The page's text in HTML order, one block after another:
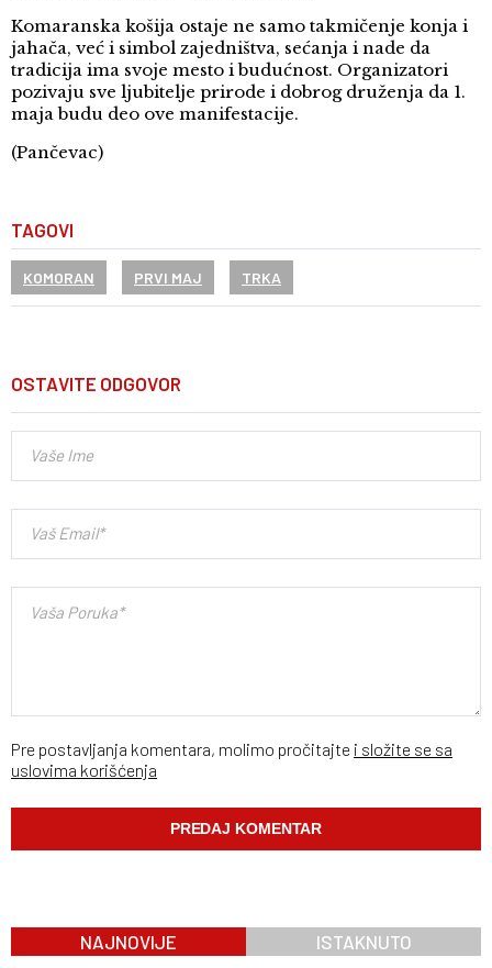
Komaranska košija ostaje ne samo takmičenje konja i
jahača, već i simbol zajedništva, sećanja i nade da
tradicija ima svoje mesto i budućnost. Organizatori
pozivaju sve ljubitelje prirode i dobrog druženja da 1.
maja budu deo ove manifestacije.
(Pančevac)
TAGOVI
KOMORAN PRVI MAJ TRKA
OSTAVITE ODGOVOR
Pre postavljanja komentara, molimo pročitajte i složite se sa
uslovima korišćenja
NAJNOVIJE ISTAKNUTO